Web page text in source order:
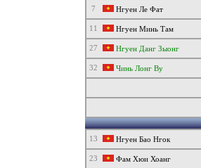
7 Нгуен Ле Фат
11 Нгуен Минь Там
27 Нгуен Данг Зыонг
32 Чинь Лонг Ву
13 Нгуен Бао Нгок
23 Фам Хюи Хоанг